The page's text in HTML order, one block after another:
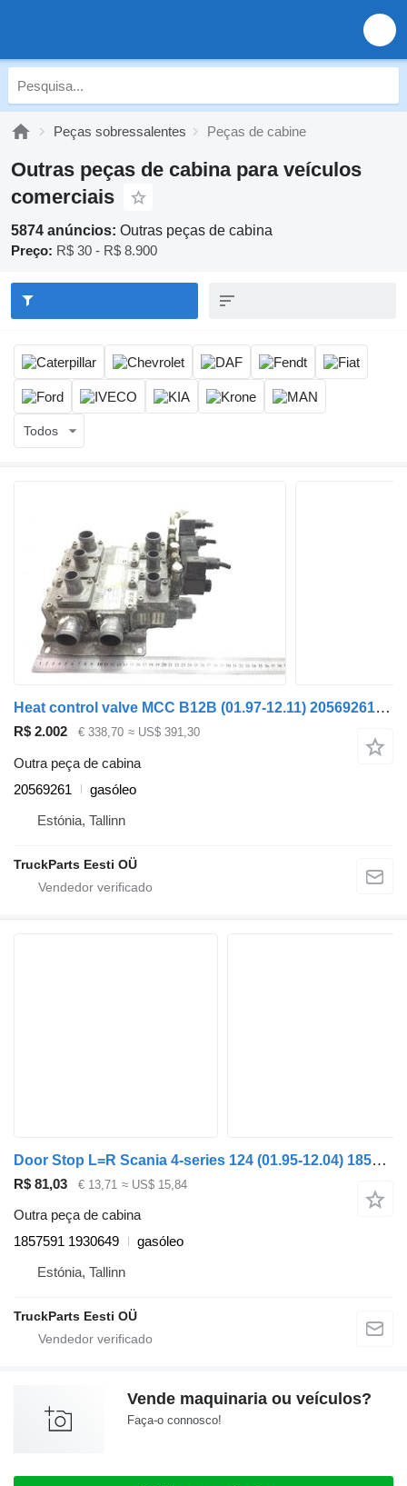
Peças sobressalentes Peças de cabine
Outras peças de cabina para veículos
comerciais
5874 anúncios: Outras peças de cabina
Preço: R$ 30 - R$ 8.900
Todos
Heat control valve MCC B12B (01.97-12.11) 20569261 para autocarro Volvo B6, B7, B9, B10, B12 bus (1978-2011)
R$ 2.002 € 338,70 ≈ US$ 391,30
Outra peça de cabina
20569261
gasóleo
Estónia, Tallinn
TruckParts Eesti OÜ
Door Stop L=R Scania 4-series 124 (01.95-12.04) 1857591 1930649 para camião tractor Scania 4-series (1995-2006)
R$ 81,03 € 13,71 ≈ US$ 15,84
Outra peça de cabina
1857591 1930649
gasóleo
Estónia, Tallinn
TruckParts Eesti OÜ
Vende maquinaria ou veículos?
Faça-o connosco!